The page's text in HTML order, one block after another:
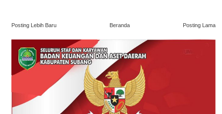
Posting Lebih Baru Posting Lama
Beranda